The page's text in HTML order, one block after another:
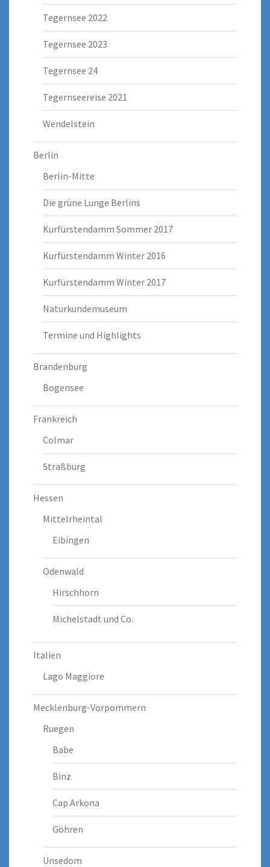
Tegernsee 2022
Tegernsee 2023
Tegernsee 24
Tegernseereise 2021
Wendelstein
Berlin
Berlin-Mitte
Die grüne Lunge Berlins
Kurfürstendamm Sommer 2017
Kurfürstendamm Winter 2016
Kurfürstendamm Winter 2017
Naturkundemuseum
Termine und Highlights
Brandenburg
Bogensee
Frankreich
Colmar
Straßburg
Hessen
Mittelrheintal
Eibingen
Odenwald
Hirschhorn
Michelstadt und Co.
Italien
Lago Maggiore
Mecklenburg-Vorpommern
Ruegen
Babe
Binz
Cap Arkona
Göhren
Unsedom